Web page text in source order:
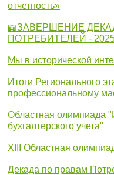
отчетность»
📖ЗАВЕРШЕНИЕ
ПОТРЕБИТЕЛЕЙ -
Мы в исторической
Итоги Регионального
профессиональному
Областная олимпиада
бухгалтерского учета"
XIII Областная
Декада по правам